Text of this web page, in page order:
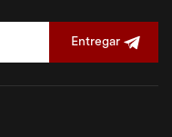
Entregar